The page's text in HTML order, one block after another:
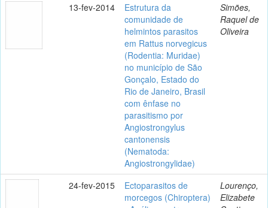
13-fev-2014
Estrutura da
comunidade de
helmintos parasitos
em Rattus norvegicus
(Rodentia: Muridae)
no município de São
Gonçalo, Estado do
Rio de Janeiro, Brasil
com ênfase no
parasitismo por
Angiostrongylus
cantonensis
(Nematoda:
Angiostrongylidae)
Simões,
Raquel de
Oliveira
24-fev-2015
Ectoparasitos de
morcegos (Chiroptera)
Lourenço,
Elizabete